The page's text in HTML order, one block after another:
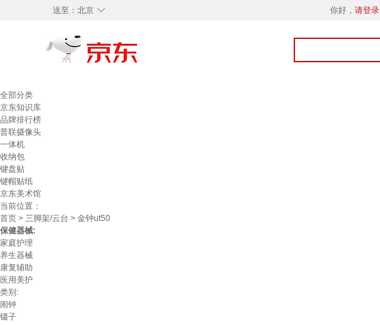
◇
送至： 北京 你好， 请登录
全部分类
京东知识库
品牌排行榜
普联摄像头
一体机
收纳包
键盘贴
键帽贴纸
京东美术馆
当前位置：
首页 > 三脚架/云台 > 金钟ut50
保健器械:
家庭护理
养生器械
康复辅助
医用美护
类别:
闹钟
镊子